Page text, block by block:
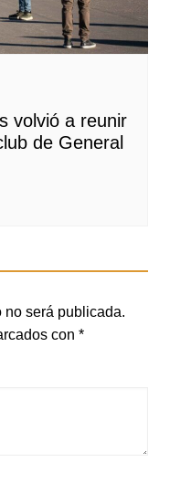
volvió a reunir
de General
no será publicada.
con *